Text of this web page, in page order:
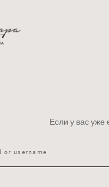
Если у вас уже